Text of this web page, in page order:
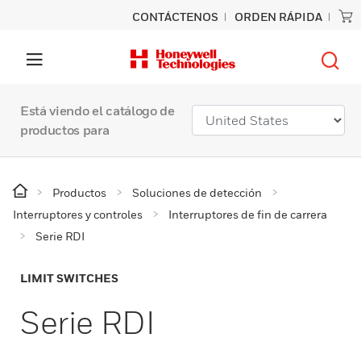
CONTÁCTENOS ORDEN RÁPIDA
Está viendo el catálogo de
productos para
Productos
Soluciones de detección
Interruptores y controles
Interruptores de fin de carrera
Serie RDI
LIMIT SWITCHES
Serie RDI